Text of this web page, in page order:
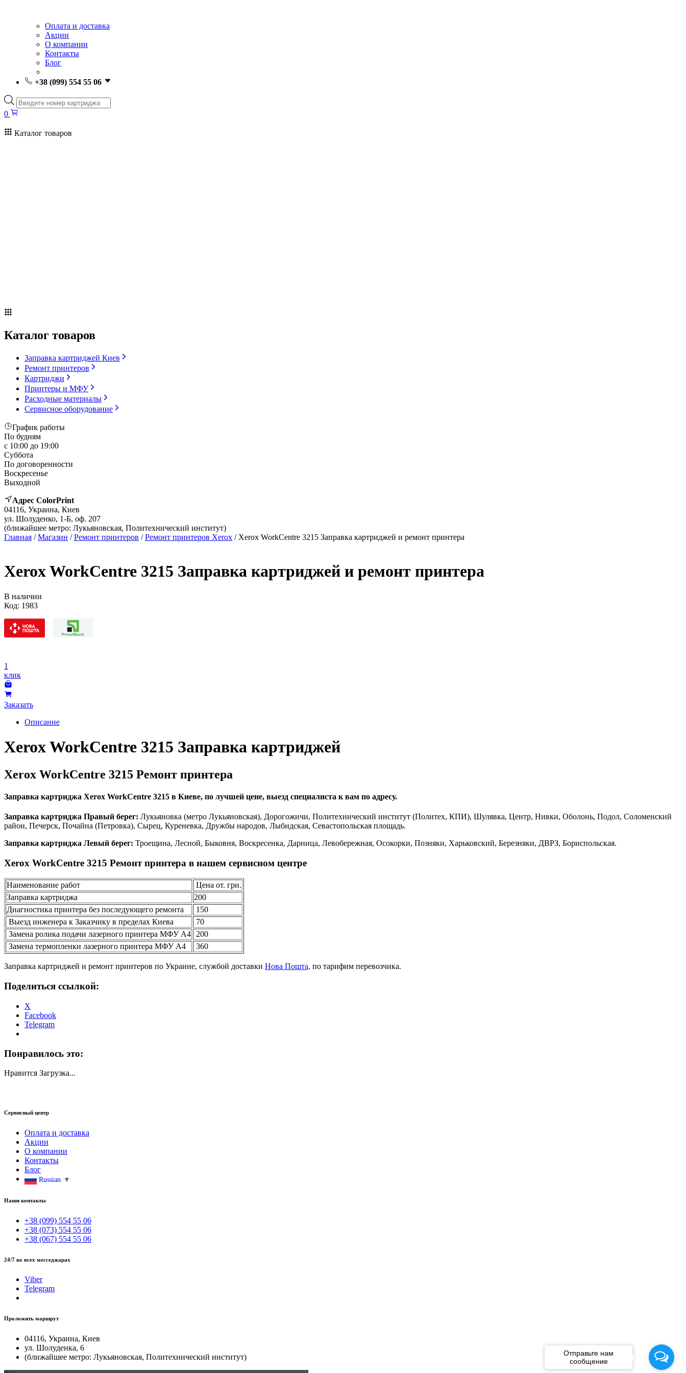
Оплата и доставка
Акции
О компании
Контакты
Блог
+38 (099) 554 55 06
Поиск
товаров
0
Каталог товаров
Каталог товаров
Заправка картриджей Киев
Ремонт принтеров
Картриджи
Принтеры и МФУ
Расходные материалы
Сервисное оборудование
График работы
По будням
с 10:00 до 19:00
Суббота
По договоренности
Воскресенье
Выходной
Адрес ColorPrint
04116, Украина, Киев
ул. Шолуденко, 1-Б, оф. 207
(ближайшее метро: Лукьяновская, Политехнический институт)
Главная /Магазин /Ремонт принтеров /Ремонт принтеров Xerox / Xerox WorkCentre 3215 Заправка картриджей и ремонт принтера
Xerox WorkCentre 3215 Заправка картриджей и ремонт принтера
В наличии
Код: 1983
1
клик
Заказать
Описание
Xerox WorkCentre 3215 Заправка картриджей
Xerox WorkCentre 3215 Ремонт принтера
Заправка картриджа Xerox WorkCentre 3215 в Киеве, по лучшей цене, выезд специалиста к вам по адресу.
Заправка картриджа Правый берег: Лукьяновка (метро Лукьяновская), Дорогожичи, Политехнический институт (Политех, КПИ), Шулявка, Центр, Нивки, Оболонь, Подол, Соломенский
район, Печерск, Почайна (Петровка), Сырец, Куреневка, Дружбы народов, Лыбидская, Севастопольская площадь.
Заправка картриджа Левый берег: Троещина, Лесной, Быковня, Воскресенка, Дарница, Левобережная, Осокорки, Позняки, Харьковский, Березняки, ДВРЗ, Бориспольская.
Xerox WorkCentre 3215 Ремонт принтера в нашем сервисном центре
Наименование работ
Цена от. грн.
Заправка картриджа
200
Диагностика принтера без последующего ремонта
150
Выезд инженера к Заказчику в пределах Киева
70
Замена ролика подачи лазерного принтера МФУ А4 200
Замена термопленки лазерного принтера МФУ А4
360
Заправка картриджей и ремонт принтеров по Украине, службой доставки Нова Пошта, по тарифим перевозчика.
Поделиться ссылкой:
X
Facebook
Telegram
Понравилось это:
Нравится Загрузка...
Сервисный центр
Оплата и доставка
Акции
О компании
Контакты
Блог
Russian ▼
Наши контакты
+38 (099) 554 55 06
+38 (073) 554 55 06
+38 (067) 554 55 06
24/7 во всех месседжарах
Viber
Telegram
Проложить маршрут
04116, Украина, Киев
ул. Шолуденка, 6
(ближайшее метро: Лукьяновская, Политехнический институт)
Отправьте нам
сообщение